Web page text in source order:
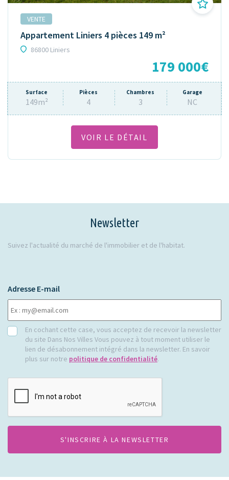
VENTE
Appartement Liniers 4 pièces 149 m²
86800 Liniers
179 000€
Surface
149m²
Pièces
4
Chambres
3
Garage
NC
VOIR LE DÉTAIL
Newsletter
Suivez l'actualité du marché de l'immobilier et de l'habitat.
Adresse E-mail
RGPDEn cochant cette case, vous acceptez de recevoir la newsletter
du site Dans Nos Villes Vous pouvez à tout moment utiliser le
lien de désabonnement intégré dans la newsletter. En savoir
plus sur notre politique de confidentialité.
CAPTCHA